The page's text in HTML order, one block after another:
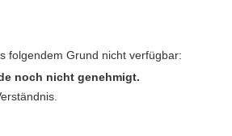
folgendem Grund nicht verfügbar:
noch nicht genehmigt.